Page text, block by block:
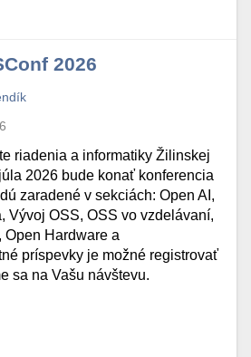
2026
riadenia a informatiky Žilinskej
2026 bude konať konferencia
zaradené v sekciách: Open AI,
Vývoj OSS, OSS vo vzdelávaní,
Open Hardware a
príspevky je možné registrovať
sa na Vašu návštevu.